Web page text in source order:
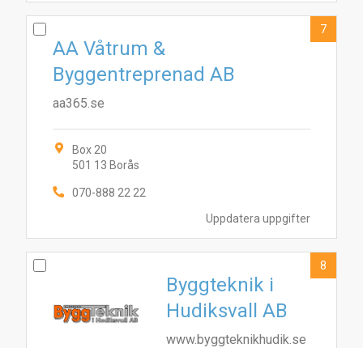
Uppdatera uppgifter
AA Våtrum &
Byggentreprenad AB
aa365.se
Box 20
501 13 Borås
070-888 22 22
7
Byggteknik i
Hudiksvall AB
www.byggteknikhudik.se
8